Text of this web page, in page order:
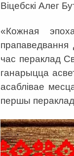
Віцебскі Алег
«Кожная
час пераклад
ганарыцца
асаблівае
першы